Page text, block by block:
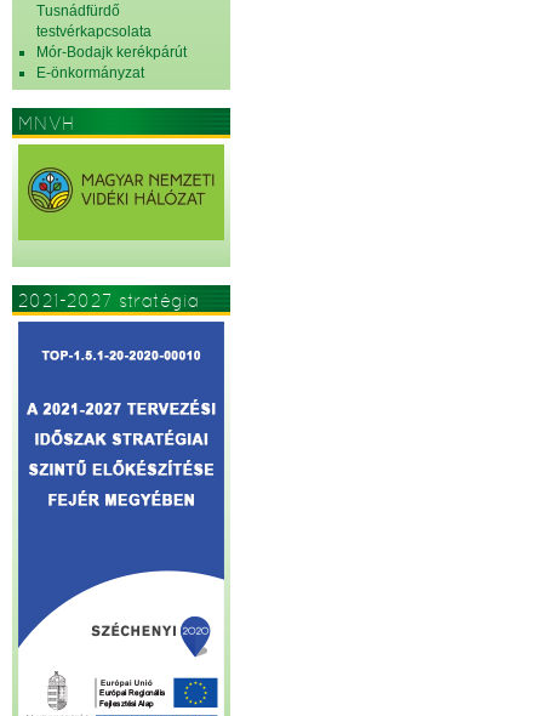
Tusnádfürdő
testvérkapcsolata
Mór-Bodajk kerékpárút
E-önkormányzat
MNVH
2021-2027 stratégia